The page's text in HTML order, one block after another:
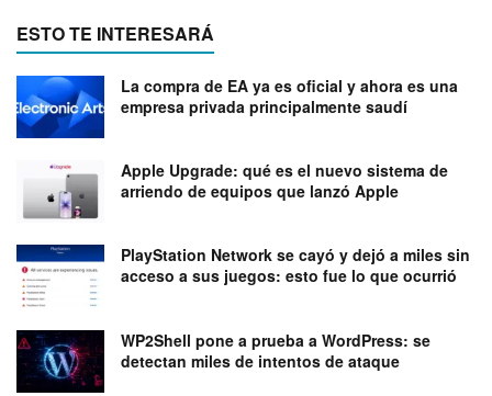
ESTO TE INTERESARÁ
La compra de EA ya es oficial y ahora es una
empresa privada principalmente saudí
Apple Upgrade: qué es el nuevo sistema de
arriendo de equipos que lanzó Apple
PlayStation Network se cayó y dejó a miles sin
acceso a sus juegos: esto fue lo que ocurrió
WP2Shell pone a prueba a WordPress: se
detectan miles de intentos de ataque